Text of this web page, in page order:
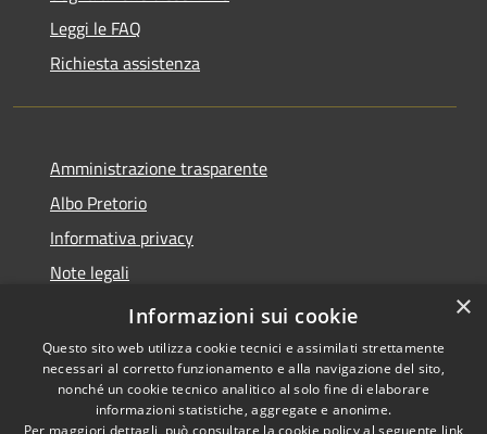
Leggi le FAQ
Richiesta assistenza
Amministrazione trasparente
Albo Pretorio
Informativa privacy
Note legali
Dichiarazione di accessibilità
Copyright © 2026 • Città di
×
Informazioni sui cookie
Questo sito web utilizza cookie tecnici e assimilati strettamente
necessari al corretto funzionamento e alla navigazione del sito,
nonché un cookie tecnico analitico al solo fine di elaborare
informazioni statistiche, aggregate e anonime.
Per maggiori dettagli, può consultare la cookie policy al seguente link